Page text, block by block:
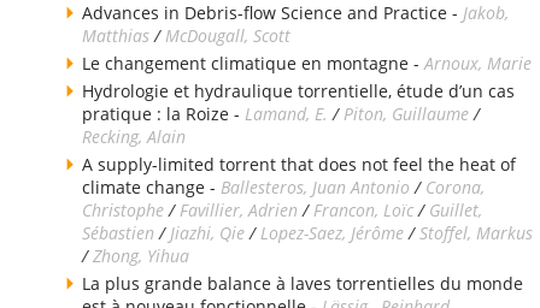
Advances in Debris-flow Science and Practice - Jakob,
Matthias/McDougall, Scott
Le changement climatique en montagne -Arnoux, Marie
Hydrologie et hydraulique torrentielle, étude d’un cas
pratique : la Roize - Lamand, E. / Piton, Guillaume/
Recking, Alain
A supply-limited torrent that does not feel the heat of
climate change - Ballesteros, Juan Antonio / Corona,
Christophe/ Favillier, Adrien / Francon, Loïc/ Guillet,
Sébastien / Jiazhi, Qie/ Lopez-Saez, Jérôme/Stoffel, Markus
/Zhong, Yihua
La plus grande balance à laves torrentielles du monde